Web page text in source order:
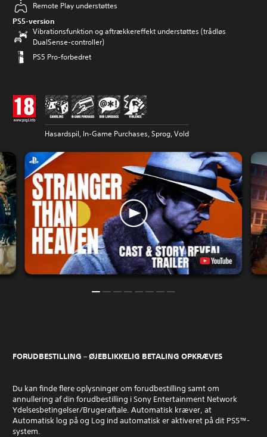
Remote Play understøttes
PS5-version
Vibrationsfunktion og aftrækkereffekt understøttes (trådløs
DualSense-controller)
PS5 Pro-forbedret
Hasardspil, In-Game Purchases, Sprog, Vold
FORUDBESTILLING – ØJEBLIKKELIG BETALING OPKRÆVES
Du kan finde flere oplysninger om forudbestilling samt om
annullering af din forudbestilling i Sony Entertainment Network
Ydelsesbetingelser/Brugeraftale. Automatisk kræver, at
Automatisk log på og Log ind automatisk er aktiveret på dit PS5™-
system.